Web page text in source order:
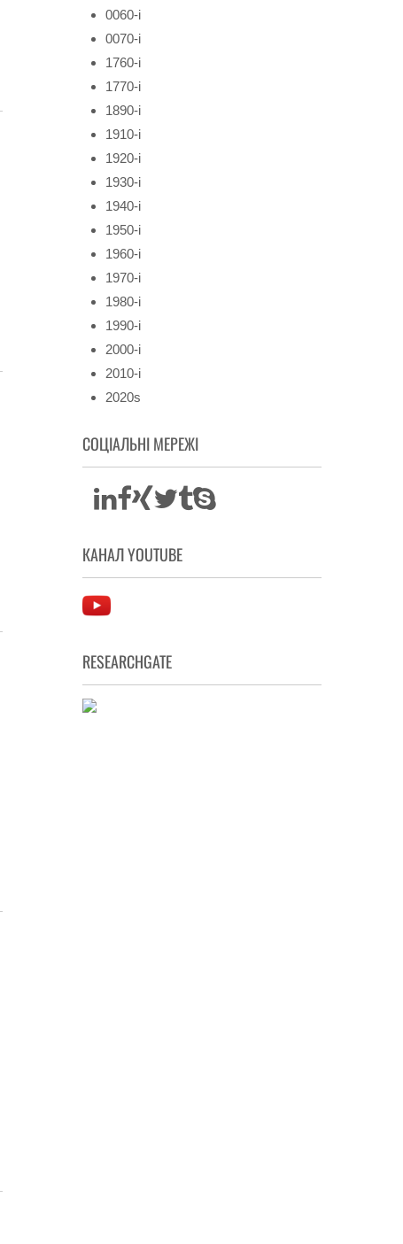
0060-і
0070-і
1760-і
1770-і
1890-і
1910-і
1920-і
1930-і
1940-і
1950-і
1960-і
1970-і
1980-і
1990-і
2000-і
2010-і
2020s
СОЦІАЛЬНІ МЕРЕЖІ
КАНАЛ YOUTUBE
RESEARCHGATE